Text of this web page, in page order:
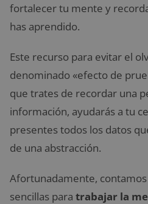
fortalecer tu mente y
has aprendido.
Este recurso para evitar el
denominado «efecto de
que trates de recordar una
información, ayudarás a tu
presentes todos los datos
de una abstracción.
Afortunadamente, contamos
sencillas para trabajar la